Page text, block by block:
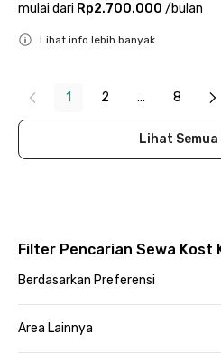
mulai dari Rp2.700.000 /bulan
Lihat info lebih banyak
1 2 ... 8
Lihat
Filter Pencarian Sewa Kost
Berdasarkan Preferensi
Area Lainnya